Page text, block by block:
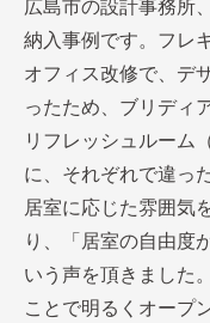
広島市の設計事務所
納入事例です。フレ
オフィス改修で、デ
ったため、ブリディ
リフレッシュルーム
に、それぞれで違っ
居室に応じた雰囲気
り、「居室の自由度
いう声を頂きました
ことで明るくオープ